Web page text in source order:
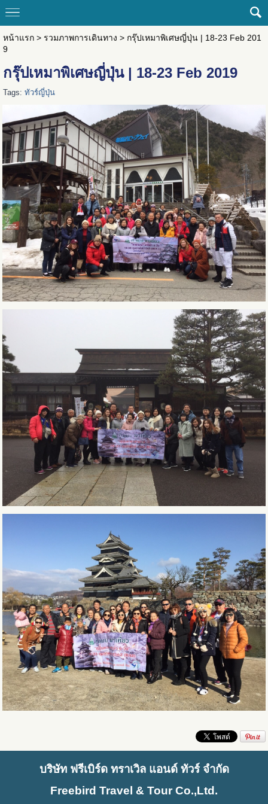
หน้าแรก> รวมภาพการเดินทาง > กรุ๊ปเหมาพิเศษญี่ปุ่น | 18-23 Feb 201
9
กรุ๊ปเหมาพิเศษญี่ปุ่น | 18-23 Feb 2019
Tags: ทัวร์ญี่ปุ่น
บริษัท ฟรีเบิร์ด ทราเวิล แอนด์ ทัวร์ จำกัด
Freebird Travel & Tour Co.,Ltd.